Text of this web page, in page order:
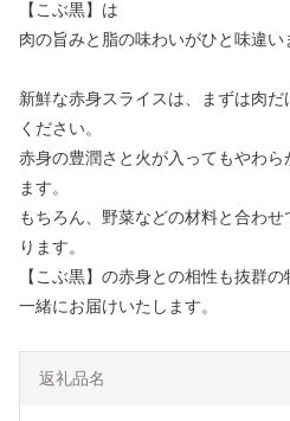
【こぶ黒】は
肉の旨みと脂の味わいがひと味違い
新鮮な赤身スライスは、まずは肉
ください。
赤身の豊潤さと火が入ってもやわ
ます。
もちろん、野菜などの材料と合わ
ります。
【こぶ黒】の赤身との相性も抜群
一緒にお届けいたします。
返礼品名